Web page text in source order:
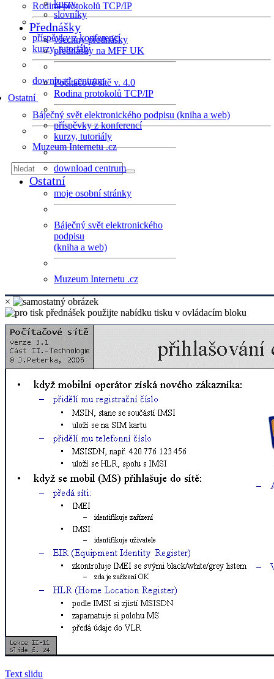
Rodina protokolů TCP/IP
příspěvky z konferencí
kurzy, tutoriály
download centrum
Ostatní
Báječný svět elektronického podpisu (kniha a web)
Muzeum Internetu .cz
kurzy
slovníky
Přednášky
všechny přednášky
přednášky na MFF UK
Počítačové sítě v. 4.0
Rodina protokolů TCP/IP
příspěvky z konferencí
kurzy, tutoriály
download centrum
Ostatní
moje osobní stránky
Báječný svět elektronického
podpisu
(kniha a web)
Muzeum Internetu .cz
×
Text slidu